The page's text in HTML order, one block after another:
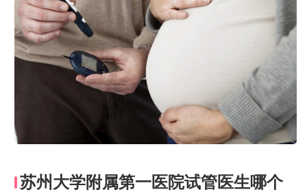
苏州大学附属第一医院试管医生哪个